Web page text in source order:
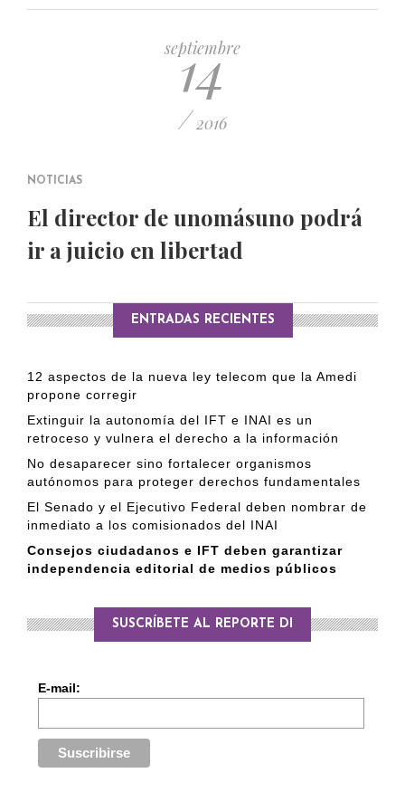
septiembre
14
/ 2016
NOTICIAS
El director de unomásuno podrá
ir a juicio en libertad
ENTRADAS RECIENTES
12 aspectos de la nueva ley telecom que la Amedi
propone corregir
Extinguir la autonomía del IFT e INAI es un
retroceso y vulnera el derecho a la información
No desaparecer sino fortalecer organismos
autónomos para proteger derechos fundamentales
El Senado y el Ejecutivo Federal deben nombrar de
inmediato a los comisionados del INAI
Consejos ciudadanos e IFT deben garantizar
independencia editorial de medios públicos
SUSCRÍBETE AL REPORTE DI
E-mail: